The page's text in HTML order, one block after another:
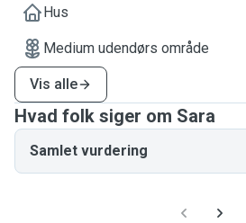
Hus
Medium udendørs område
Vis alle
Hvad folk siger om Sara
Samlet vurdering